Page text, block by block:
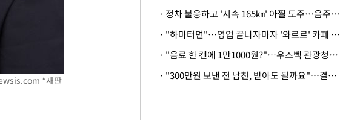
*재판
· 정차 불응하고 '시속 165㎞' 아찔 도주…음주운전자 체포
· "하마터면"…영업 끝나자마자 '와르르' 카페 테라스 덮친 대리석 외벽
· "음료 한 캔에 1만1000원?"…우즈벡 관광청까지 나섰다, 유튜버 폭로 후폭풍
· "300만원 보낸 전 남친, 받아도 될까요"…결혼 앞둔 예비신부의 뜻밖 고충